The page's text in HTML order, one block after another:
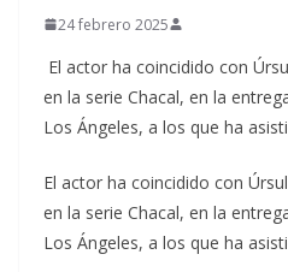
24 febrero 2025
El actor ha coincidido con
en la serie Chacal, en la
Los Ángeles, a los que ha
​El actor ha coincidido con
en la serie Chacal, en la
Los Ángeles, a los que ha